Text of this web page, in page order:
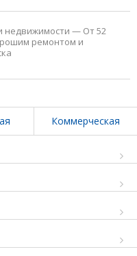
недвижимости — От 52
ремонтом и
Коммерческая